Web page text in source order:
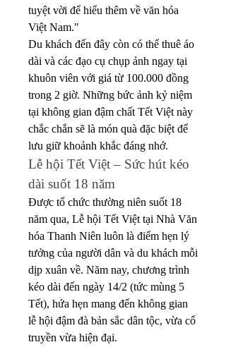
tuyệt vời để hiểu thêm về văn hóa
Việt Nam."
Du khách đến đây còn có thể thuê áo
dài và các đạo cụ chụp ảnh ngay tại
khuôn viên với giá từ 100.000 đồng
trong 2 giờ. Những bức ảnh kỷ niệm
tại không gian đậm chất Tết Việt này
chắc chắn sẽ là món quà đặc biệt để
lưu giữ khoảnh khắc đáng nhớ.
Lễ hội Tết Việt – Sức hút kéo
dài suốt 18 năm
Được tổ chức thường niên suốt 18
năm qua, Lễ hội Tết Việt tại Nhà Văn
hóa Thanh Niên luôn là điểm hẹn lý
tưởng của người dân và du khách mỗi
dịp xuân về. Năm nay, chương trình
kéo dài đến ngày 14/2 (tức mùng 5
Tết), hứa hẹn mang đến không gian
lễ hội đậm đà bản sắc dân tộc, vừa cổ
truyền vừa hiện đại.